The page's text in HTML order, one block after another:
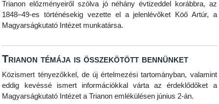
Trianon előzményeiről szólva jó néhány évtizeddel korábbra, az
1848–49-es történésekig vezette el a jelenlévőket Köő Artúr, a
Magyarságkutató Intézet munkatársa.
Trianon témája is összekötött bennünket
Közismert tényezőkkel, de új értelmezési tartományban, valamint
eddig kevéssé ismert információkkal várta az érdeklődőket a
Magyarságkutató Intézet a Trianon emlékülésen június 2-án.